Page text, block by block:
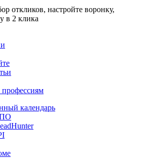
откликов, настройте воронку,
в 2 клика
календарь
ПО